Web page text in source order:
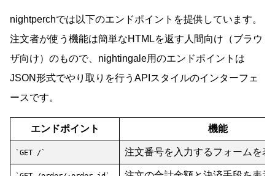
nightperchでは以下のエンドポイントを提供しています。
注文者が使う機能は簡単なHTMLを返す人間向け（ブラウ
ザ向け）のもので、nightingale用のエンドポイントは
JSON形式でやり取りを行うAPIスタイルのインターフェ
ースです。
エンドポイント 機能
GET / 注文番号を入力するフォームを表